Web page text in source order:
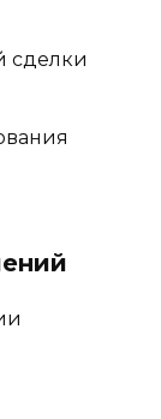
сделки